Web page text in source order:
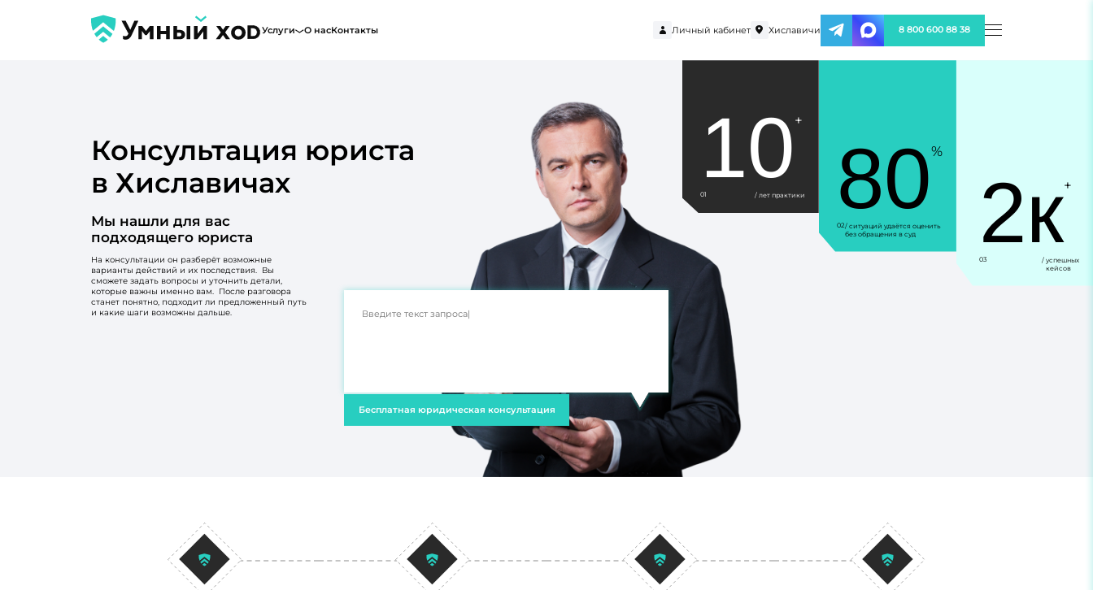
Услуги О насКонтакты Личный кабинет Хиславичи 8 800 600 88 38
Консультация юриста
в Хиславичах
Мы нашли для вас
подходящего юриста
На консультации он разберёт возможные
варианты действий и их последствия. Вы
сможете задать вопросы и уточнить детали,
которые важны именно вам. После разговора
станет понятно, подходит ли предложенный путь
и какие шаги возможны дальше.
Бесплатная юридическая консультация
10 +
01 / лет практики 80%
02/ ситуаций удаётся оценить
без обращения в суд
2к+
03
/ успешных
кейсов